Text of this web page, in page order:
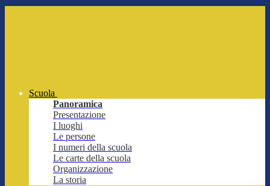
Scuola
Panoramica
Presentazione
I luoghi
Le persone
I numeri della scuola
Le carte della scuola
Organizzazione
La storia